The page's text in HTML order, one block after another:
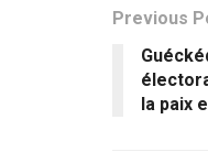
Previous
la paix